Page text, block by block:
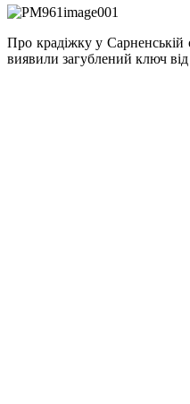
Про крадіжку уСарненській
виявили загублений ключ